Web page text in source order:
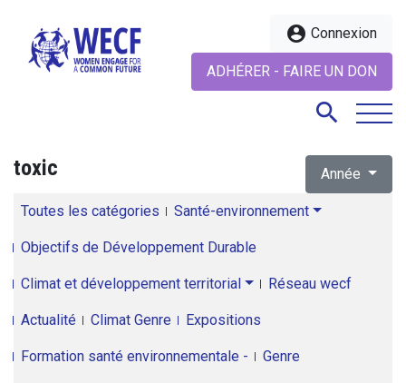
account_circle Connexion
ADHÉRER - FAIRE UN DON
search
toxic Année
Toutes les catégories Santé-environnement
Objectifs de Développement Durable
Climat et développement territorial Réseau wecf
Actualité Climat Genre Expositions
Formation santé environnementale - Genre